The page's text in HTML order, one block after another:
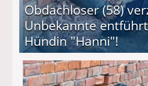
Obdachloser (58)
Unbekannte
Hündin "Hanni"!
entführten seine Hündin "Hanni"!